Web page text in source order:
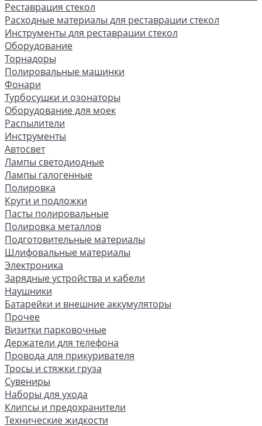
Реставрация стекол
Расходные материалы для реставрации стекол
Инструменты для реставрации стекол
Оборудование
Торнадоры
Полировальные машинки
Фонари
Турбосушки и озонаторы
Оборудование для моек
Распылители
Инструменты
Автосвет
Лампы светодиодные
Лампы галогенные
Полировка
Круги и подложки
Пасты полировальные
Полировка металлов
Подготовительные материалы
Шлифовальные материалы
Электроника
Зарядные устройства и кабели
Наушники
Батарейки и внешние аккумуляторы
Прочее
Визитки парковочные
Держатели для телефона
Провода для прикуривателя
Тросы и стяжки груза
Сувениры
Наборы для ухода
Клипсы и предохранители
Технические жидкости